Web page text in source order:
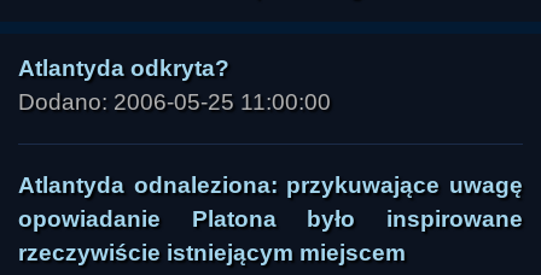
Atlantyda odkryta?
Dodano: 2006-05-25 11:00:00
Atlantyda odnaleziona: przykuwające uwagę
opowiadanie Platona było inspirowane
rzeczywiście istniejącym miejscem